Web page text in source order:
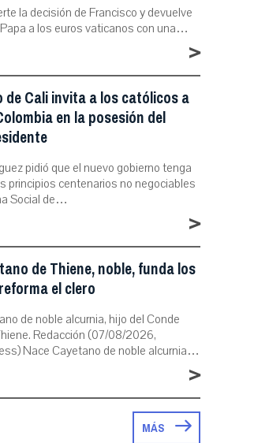
la decisión de Francisco y devuelve
a los euros vaticanos con una…
>
Cali invita a los católicos a
en la posesión del
pidió que el nuevo gobierno tenga
principios centenarios no negociables
Social de…
>
de Thiene, noble, funda los
el clero
de noble alcurnia, hijo del Conde
Redacción (07/08/2026,
Nace Cayetano de noble alcurnia…
>
MÁS